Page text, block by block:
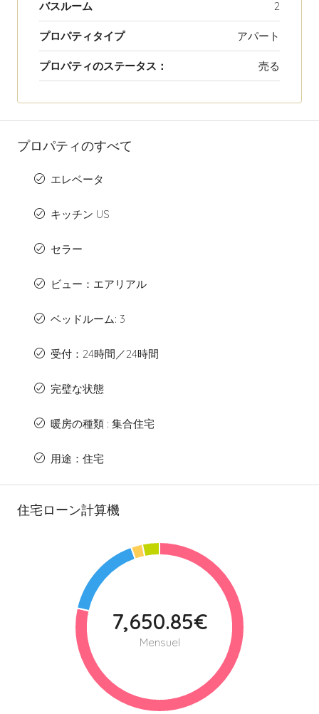
バスルーム 2
プロパティタイプ アパート
プロパティのステータス： 売る
プロパティのすべて
エレベータ
キッチン US
セラー
ビュー：エアリアル
ベッドルーム: 3
受付：24時間／24時間
完璧な状態
暖房の種類 : 集合住宅
用途：住宅
住宅ローン計算機
7,650.85€
Mensuel